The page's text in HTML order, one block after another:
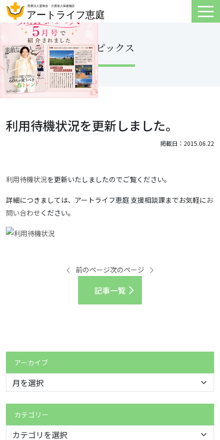
トピックス
利用待機状況を更新しました。
掲載日：2015.06.22
利用待機状況を更新いたしましたのでご覧ください。
詳細につきましては、アートライフ恵庭 支援相談課までお気軽にお
問い合わせ ください。
前のページ
記事一覧
次のページ
アーカイブ
カテゴリー